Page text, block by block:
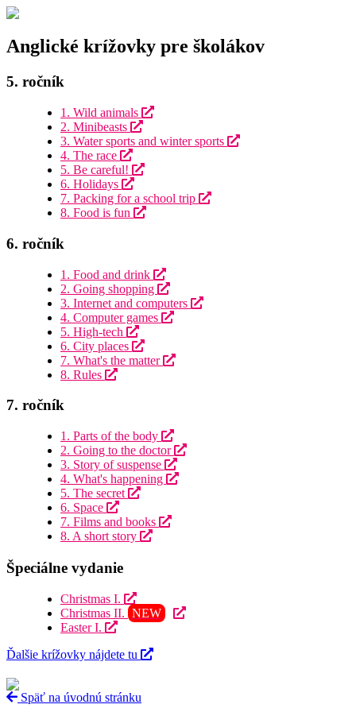
Anglické krížovky pre školákov
5. ročník
1. Wild animals
2. Minibeasts
3. Water sports and winter sports
4. The race
5. Be careful!
6. Holidays
7. Packing for a school trip
8. Food is fun
6. ročník
1. Food and drink
2. Going shopping
3. Internet and computers
4. Computer games
5. High-tech
6. City places
7. What's the matter
8. Rules
7. ročník
1. Parts of the body
2. Going to the doctor
3. Story of suspense
4. What's happening
5. The secret
6. Space
7. Films and books
8. A short story
Špeciálne vydanie
Christmas I.
Christmas II. NEW
Easter I.
Ďalšie krížovky nájdete tu
Späť na úvodnú stránku